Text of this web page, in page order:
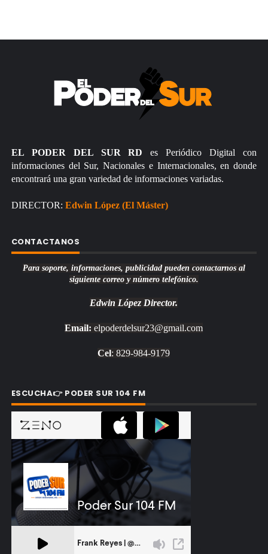
EL PODER DEL SUR RD es Periódico Digital con
informaciones del Sur, Nacionales e Internacionales, en donde
encontrará una gran variedad de informaciones variadas.
DIRECTOR: Edwin López (El Máster)
CONTACTANOS
Para soporte, informaciones, publicidad pueden contactarnos al
siguiente correo y número telefónico.
Edwin López Director.
Email: elpoderdelsur23@gmail.com
Cel: 829-984-9179
ESCUCHA👉 PODER SUR 104 FM